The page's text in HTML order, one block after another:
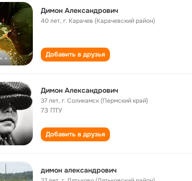
Димон Александрович
40 лет,г. Карачев (Карачевский район)
Добавить в друзья
Димон Александрович
37 лет,г. Соликамск (Пермский край)
73 ПТУ
Добавить в друзья
димон александрович